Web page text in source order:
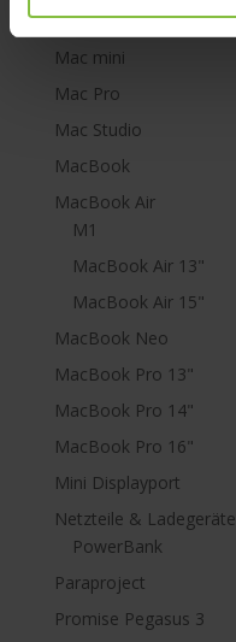
Lightning
Mac mini
Mac Pro
Mac Studio
MacBook
MacBook Air
M1
MacBook Air 13"
MacBook Air 15"
MacBook Neo
MacBook Pro 13"
MacBook Pro 14"
MacBook Pro 16"
Mini Displayport
Netzteile & Ladegeräte
PowerBank
Paraproject
Promise Pegasus 3